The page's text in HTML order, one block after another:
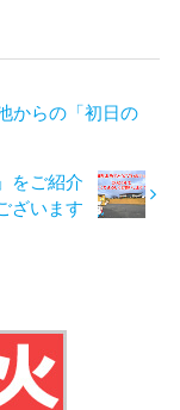
からの「初日の
をご紹介
ざいます